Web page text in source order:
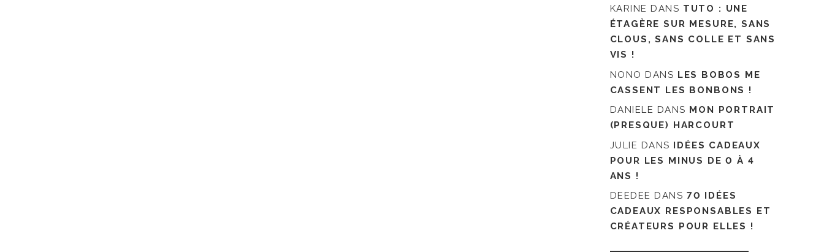
KARINE DANS TUTO : UNE
ÉTAGÈRE SUR MESURE, SANS
CLOUS, SANS COLLE ET SANS
VIS !
NONO DANS LES BOBOS ME
CASSENT LES BONBONS !
DANIELE DANS MON PORTRAIT
(PRESQUE) HARCOURT
JULIE DANS IDÉES CADEAUX
POUR LES MINUS DE 0 À 4
ANS !
DEEDEE DANS 70 IDÉES
CADEAUX RESPONSABLES ET
CRÉATEURS POUR ELLES !